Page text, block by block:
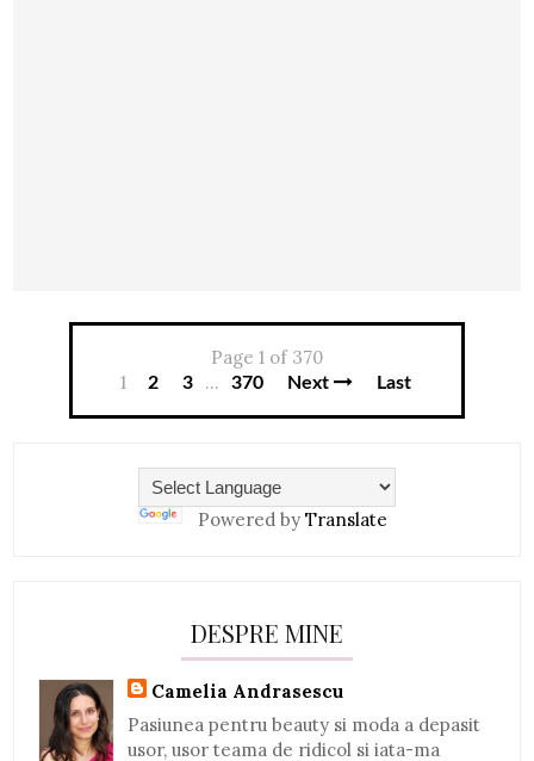
Page 1 of 370
1
2 3 ... 370 Next Last
Powered by Translate
DESPRE MINE
Camelia Andrasescu
Pasiunea pentru beauty si moda a depasit
usor, usor teama de ridicol si iata-ma